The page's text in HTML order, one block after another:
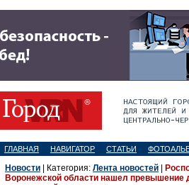
ГЛАВНАЯ НАВИГАТОР СТАТЬИ
Новости | Категория: Лента новостей
Воронежской области нашел превышение